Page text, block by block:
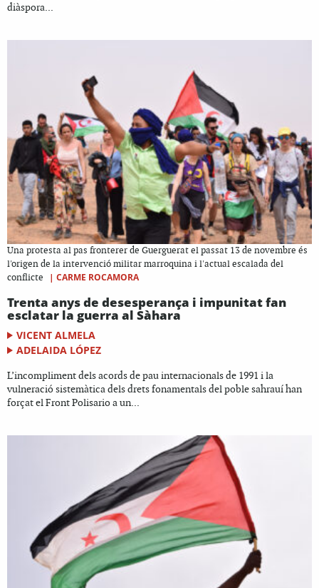
diàspora...
Una protesta al pas fronterer de Guerguerat el passat 13 de novembre és
l'origen de la intervenció militar marroquina i l'actual escalada del
conflicte
| CARME ROCAMORA
Trenta anys de desesperança i impunitat fan
esclatar la guerra al Sàhara
VICENT ALMELA
ADELAIDA LÓPEZ
L’incompliment dels acords de pau internacionals de 1991 i la
vulneració sistemàtica dels drets fonamentals del poble sahrauí han
forçat el Front Polisario a un...